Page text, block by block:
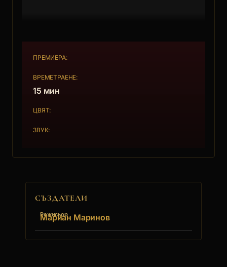
ПРЕМИЕРА:
ВРЕМЕТРАЕНЕ:
15 мин
ЦВЯТ:
ЗВУК:
СЪЗДАТЕЛИ
Режисьор
Мариан Маринов